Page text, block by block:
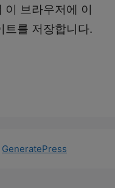
이 브라우저에 이
트를 저장합니다.
GeneratePress